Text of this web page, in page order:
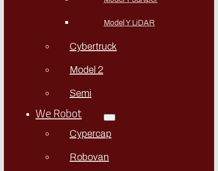
Model Y LiDAR
Cybertruck
Model 2
Semi
We Robot
Cypercap
Robovan